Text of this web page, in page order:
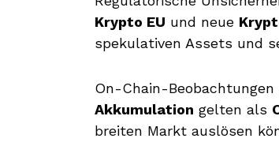
Krypto EU und neue
spekulativen Assets und
On-Chain-Beobachtungen
Akkumulation gelten als
breiten Markt auslösen